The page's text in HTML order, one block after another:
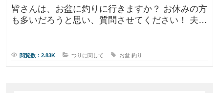
皆さんは、お盆に釣りに行きますか？ お休みの方
も多いだろうと思い、質問させてください！ 夫曰
閲覧数：2.83K つりに関して お盆 釣り